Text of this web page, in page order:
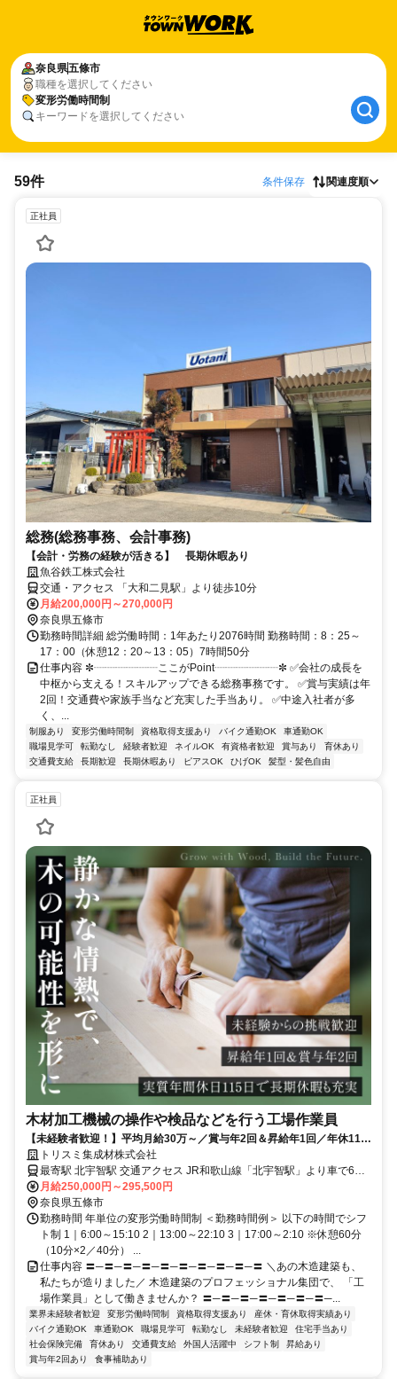
奈良県五條市
職種を選択してください
変形労働時間制
キーワードを選択してください
59件 条件保存 関連度順
正社員
総務(総務事務、会計事務)
【会計・労務の経験が活きる】 長期休暇あり
魚谷鉄工株式会社
交通・アクセス 「大和二見駅」より徒歩10分
月給200,000円～270,000円
奈良県五條市
勤務時間詳細 総労働時間：1年あたり2076時間 勤務時間：8：25～
17：00（休憩12：20～13：05）7時間50分
仕事内容 ✼┈┈┈┈┈┈ここがPoint┈┈┈┈┈┈✼ ✅会社の成長を
中枢から支える！スキルアップできる総務事務です。 ✅賞与実績は年
2回！交通費や家族手当など充実した手当あり。 ✅中途入社者が多
く、...
制服あり 変形労働時間制 資格取得支援あり バイク通勤OK
車通勤OK
職場見学可
転勤なし 経験者歓迎 ネイルOK 有資格者歓迎 賞与あり
育休あり
交通費支給
長期歓迎 長期休暇あり ピアスOK ひげOK 髪型・髪色自由
正社員
木材加工機械の操作や検品などを行う工場作業員
【未経験者歓迎！】平均月給30万～／賞与年2回＆昇給年1回／年休110
日の安定環境
トリスミ集成材株式会社
最寄駅 北宇智駅 交通アクセス JR和歌山線「北宇智駅」より車で6分
＜POINT＞ ＊転勤なし ＊車通勤OK ＊バイク通勤OK ―敷地内に駐車
場あり
月給250,000円～295,500円
奈良県五條市
勤務時間 年単位の変形労働時間制 ＜勤務時間例＞ 以下の時間でシフ
ト制 1｜6:00～15:10 2｜13:00～22:10 3｜17:00～2:10 ※休憩60分
（10分×2／40分） ...
仕事内容 〓─〓─〓─〓─〓─〓─〓─〓─〓─〓 ＼あの木造建築も、
私たちが造りました／ 木造建築のプロフェッショナル集団で、 「工
場作業員」として働きませんか？ 〓─〓─〓─〓─〓─〓─〓─...
業界未経験者歓迎 変形労働時間制 資格取得支援あり
産休・育休取得実績あり
バイク通勤OK
車通勤OK 職場見学可 転勤なし 未経験者歓迎
住宅手当あり
社会保険完備
育休あり 交通費支給 外国人活躍中 シフト制
昇給あり
賞与年2回あり
食事補助あり